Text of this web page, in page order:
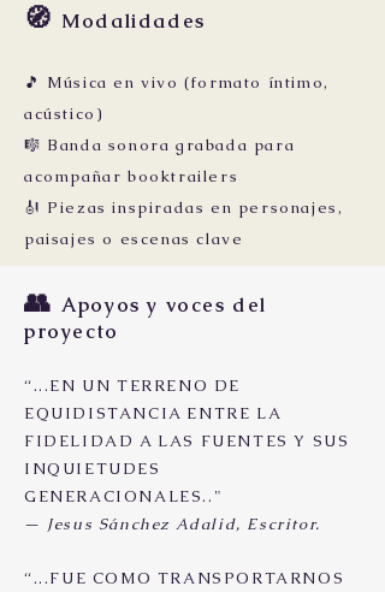
🧭 Modalidades
🎵 Música en vivo (formato íntimo,
acústico)
🎼 Banda sonora grabada para
acompañar booktrailers
🎻 Piezas inspiradas en personajes,
paisajes o escenas clave
👥Apoyos y voces del
proyecto
“...EN UN TERRENO DE
EQUIDISTANCIA ENTRE LA
FIDELIDAD A LAS FUENTES Y SUS
INQUIETUDES
GENERACIONALES.."
— Jesus Sánchez Adalid, Escritor.
“...FUE COMO TRANSPORTARNOS